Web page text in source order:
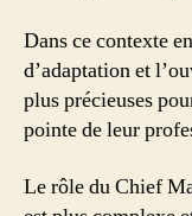
Dans ce contexte
d’adaptation et
plus précieuses
pointe de leur
Le rôle du Chief